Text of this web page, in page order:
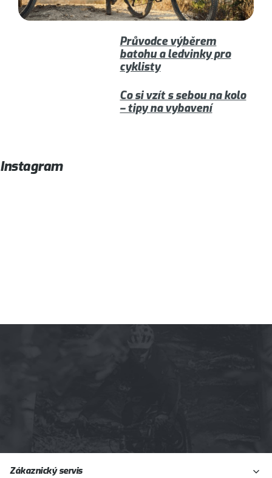
Průvodce výběrem
batohu a ledvinky pro
cyklisty
Co si vzít s sebou na kolo
– tipy na vybavení
Instagram
Zákaznický servis